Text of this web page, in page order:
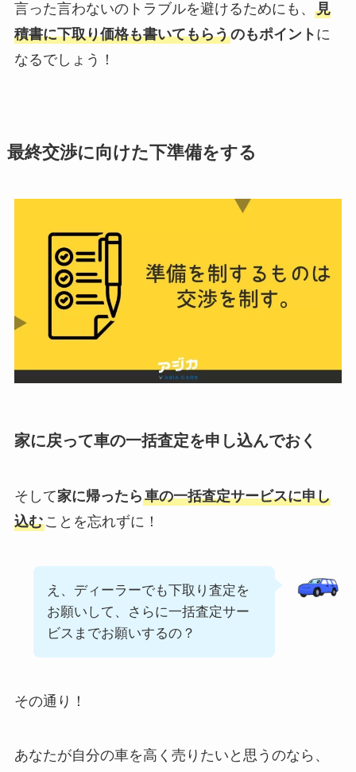
言った言わないのトラブルを避けるためにも、 見
積書に下取り価格も書いてもらうのもポイント に
なるでしょう！
最終交渉に向けた下準備をする
家に戻って車の一括査定を申し込んでおく
そして家に帰ったら車の一括査定サービスに申し
込むことを忘れずに！
え、ディーラーでも下取り査定を
お願いして、さらに一括査定サー
ビスまでお願いするの？
その通り！
あなたが自分の車を高く売りたいと思うのなら、